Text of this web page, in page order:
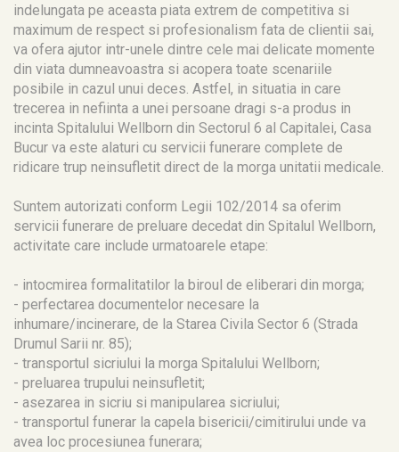
indelungata pe aceasta piata extrem de competitiva si
maximum de respect si profesionalism fata de clientii sai,
va ofera ajutor intr-unele dintre cele mai delicate momente
din viata dumneavoastra si acopera toate scenariile
posibile in cazul unui deces. Astfel, in situatia in care
trecerea in nefiinta a unei persoane dragi s-a produs in
incinta Spitalului Wellborn din Sectorul 6 al Capitalei, Casa
Bucur va este alaturi cu servicii funerare complete de
ridicare trup neinsufletit direct de la morga unitatii medicale.
Suntem autorizati conform Legii 102/2014 sa oferim
servicii funerare de preluare decedat din Spitalul Wellborn,
activitate care include urmatoarele etape:
- intocmirea formalitatilor la biroul de eliberari din morga;
- perfectarea documentelor necesare la
inhumare/incinerare, de la Starea Civila Sector 6 (Strada
Drumul Sarii nr. 85);
- transportul sicriului la morga Spitalului Wellborn;
- preluarea trupului neinsufletit;
- asezarea in sicriu si manipularea sicriului;
- transportul funerar la capela bisericii/cimitirului unde va
avea loc procesiunea funerara;